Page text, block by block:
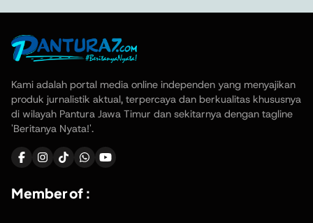
Kami adalah portal media online independen yang menyajikan
produk jurnalistik aktual, terpercaya dan berkualitas khususnya
di wilayah Pantura Jawa Timur dan sekitarnya dengan tagline
'Beritanya Nyata!'.
Member of :